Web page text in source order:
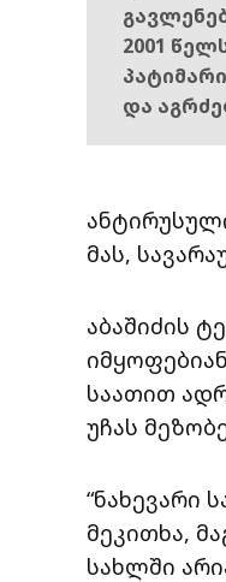
2001
და
მას,
აბაშიძის
საათით
უჩას
“ნახევარი
მეკითხა,
სახლში